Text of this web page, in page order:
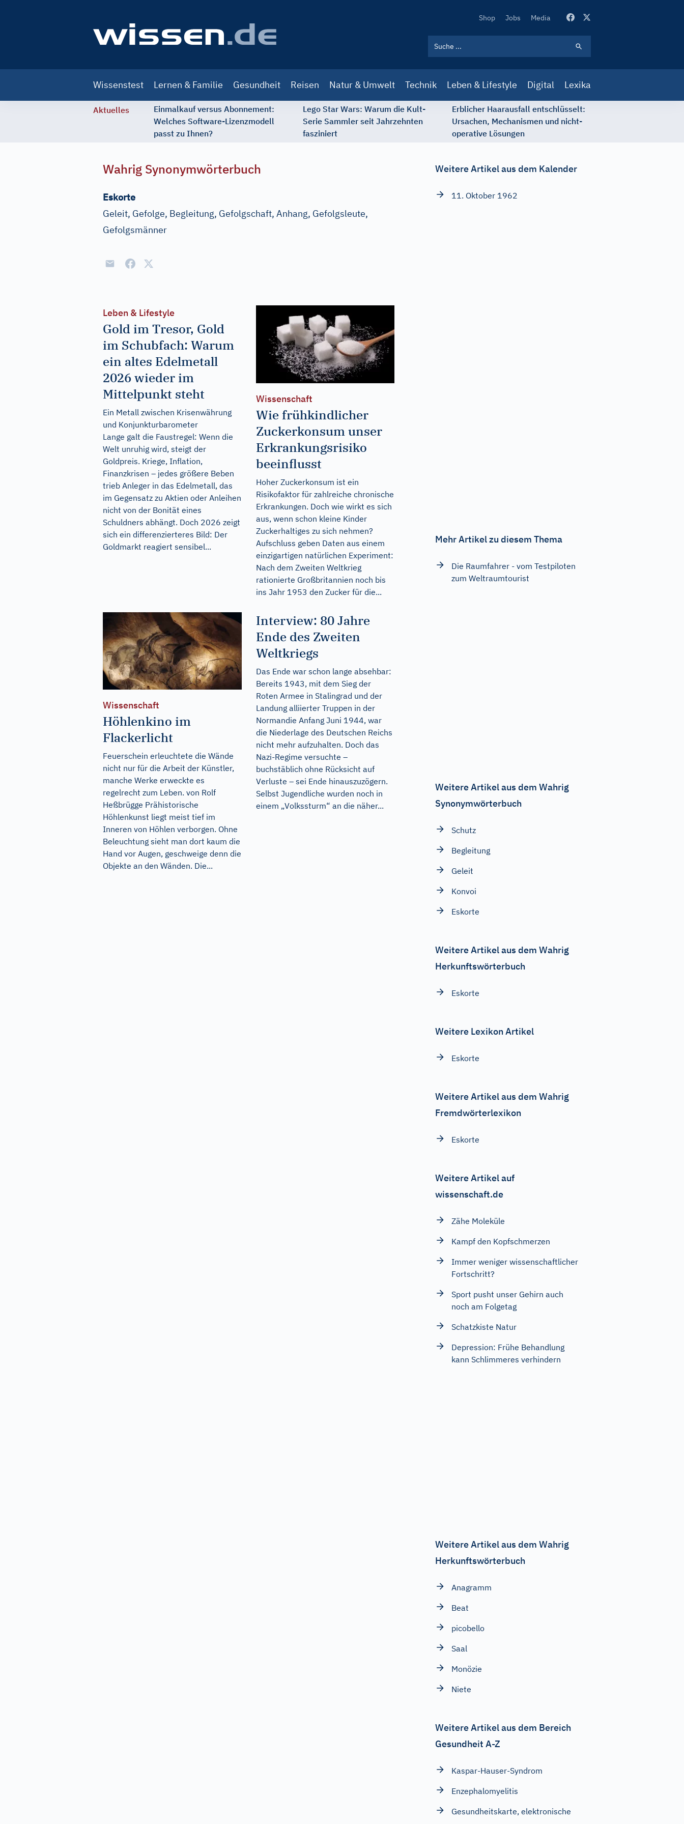
Secondary
Shop Jobs Media
navigation
Wissenstest Lernen & Familie Gesundheit Reisen Natur & Umwelt Technik Leben & Lifestyle Digital Lexika
Aktuelles
Einmalkauf versus Abonnement:
Welches Software-Lizenzmodell
passt zu Ihnen?
Lego Star Wars: Warum die Kult-
Serie Sammler seit Jahrzehnten
fasziniert
Erblicher Haarausfall entschlüsselt:
Ursachen, Mechanismen und nicht-
operative Lösungen
Wahrig Synonymwörterbuch
Eskorte
Geleit, Gefolge, Begleitung, Gefolgschaft, Anhang, Gefolgsleute,
Gefolgsmänner
Leben & Lifestyle
Gold im Tresor, Gold
im Schubfach: Warum
ein altes Edelmetall
2026 wieder im
Mittelpunkt steht
Ein Metall zwischen Krisenwährung
und Konjunkturbarometer
Lange galt die Faustregel: Wenn die
Welt unruhig wird, steigt der
Goldpreis. Kriege, Inflation,
Finanzkrisen – jedes größere Beben
trieb Anleger in das Edelmetall, das
im Gegensatz zu Aktien oder Anleihen
nicht von der Bonität eines
Schuldners abhängt. Doch 2026 zeigt
sich ein differenzierteres Bild: Der
Goldmarkt reagiert sensibel...
Wissenschaft
Wie frühkindlicher
Zuckerkonsum unser
Erkrankungsrisiko
beeinflusst
Hoher Zuckerkonsum ist ein
Risikofaktor für zahlreiche chronische
Erkrankungen. Doch wie wirkt es sich
aus, wenn schon kleine Kinder
Zuckerhaltiges zu sich nehmen?
Aufschluss geben Daten aus einem
einzigartigen natürlichen Experiment:
Nach dem Zweiten Weltkrieg
rationierte Großbritannien noch bis
ins Jahr 1953 den Zucker für die...
Wissenschaft
Höhlenkino im
Flackerlicht
Feuerschein erleuchtete die Wände
nicht nur für die Arbeit der Künstler,
manche Werke erweckte es
regelrecht zum Leben. von Rolf
Heßbrügge Prähistorische
Höhlenkunst liegt meist tief im
Inneren von Höhlen verborgen. Ohne
Beleuchtung sieht man dort kaum die
Hand vor Augen, geschweige denn die
Objekte an den Wänden. Die...
Interview: 80 Jahre
Ende des Zweiten
Weltkriegs
Das Ende war schon lange absehbar:
Bereits 1943, mit dem Sieg der
Roten Armee in Stalingrad und der
Landung alliierter Truppen in der
Normandie Anfang Juni 1944, war
die Niederlage des Deutschen Reichs
nicht mehr aufzuhalten. Doch das
Nazi-Regime versuchte –
buchstäblich ohne Rücksicht auf
Verluste – sei Ende hinauszuzögern.
Selbst Jugendliche wurden noch in
einem „Volkssturm“ an die näher...
Weitere Artikel aus dem Kalender
11. Oktober 1962
Mehr Artikel zu diesem Thema
Die Raumfahrer - vom Testpiloten
zum Weltraumtourist
Weitere Artikel aus dem Wahrig
Synonymwörterbuch
Schutz
Begleitung
Geleit
Konvoi
Eskorte
Weitere Artikel aus dem Wahrig
Herkunftswörterbuch
Eskorte
Weitere Lexikon Artikel
Eskorte
Weitere Artikel aus dem Wahrig
Fremdwörterlexikon
Eskorte
Weitere Artikel auf
wissenschaft.de
Zähe Moleküle
Kampf den Kopfschmerzen
Immer weniger wissenschaftlicher
Fortschritt?
Sport pusht unser Gehirn auch
noch am Folgetag
Schatzkiste Natur
Depression: Frühe Behandlung
kann Schlimmeres verhindern
Weitere Artikel aus dem Wahrig
Herkunftswörterbuch
Anagramm
Beat
picobello
Saal
Monözie
Niete
Weitere Artikel aus dem Bereich
Gesundheit A-Z
Kaspar-Hauser-Syndrom
Enzephalomyelitis
Gesundheitskarte, elektronische